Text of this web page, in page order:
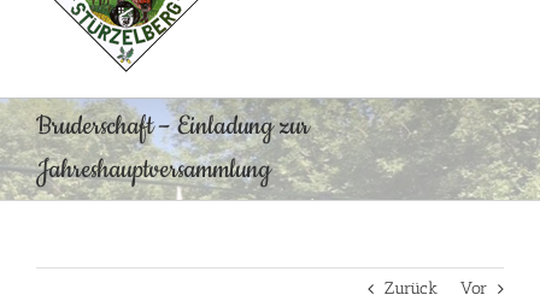
Bruderschaft – Einladung zur
Jahreshauptversammlung
Zurück Vor